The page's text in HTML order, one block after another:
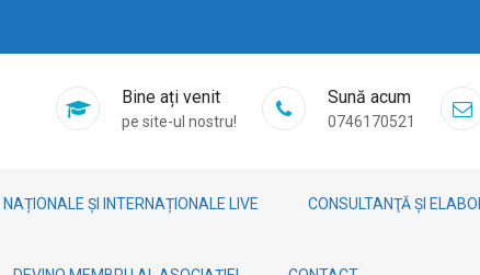
Bine ați venit
pe site-ul nostru!
Sună acum
0746170521
NAȚIONALE ȘI INTERNAȚIONALE LIVE CONSULTANŢĂ ȘI